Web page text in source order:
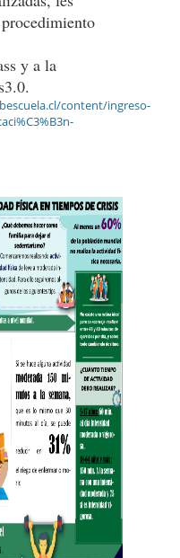
y a la
content/ingreso-